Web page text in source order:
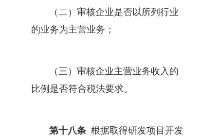
（二）审核企业是否以所列行业
的业务为主营业务；
（三）审核企业主营业务收入的
比例是否符合税法要求。
第十八条 根据取得研发项目开发